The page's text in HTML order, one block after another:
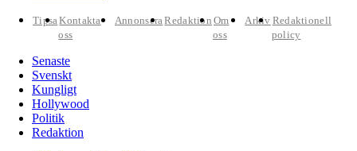
TipsaKontakta
oss
AnnonseraRedaktion Om
oss
Arkiv Redaktionell
policy
Senaste
Svenskt
Kungligt
Hollywood
Politik
Redaktion